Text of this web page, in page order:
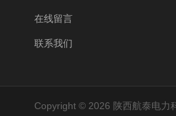
在线留言
联系我们
Copyright © 2026 陕西航泰电力